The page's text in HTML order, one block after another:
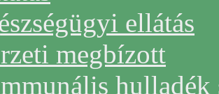
ellátás
megbízott
hulladék